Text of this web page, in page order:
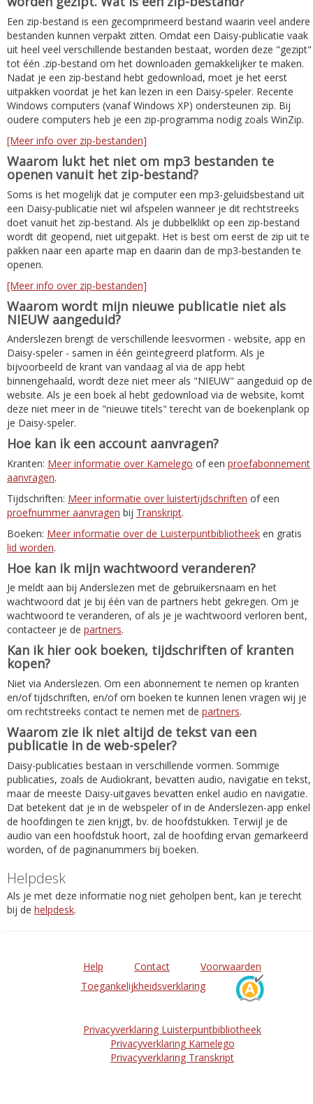
Een zip-bestand is een gecomprimeerd bestand waarin veel andere
bestanden kunnen verpakt zitten. Omdat een Daisy-publicatie vaak
uit heel veel verschillende bestanden bestaat, worden deze "gezipt"
tot één .zip-bestand om het downloaden gemakkelijker te maken.
Nadat je een zip-bestand hebt gedownload, moet je het eerst
uitpakken voordat je het kan lezen in een Daisy-speler. Recente
Windows computers (vanaf Windows XP) ondersteunen zip. Bij
oudere computers heb je een zip-programma nodig zoals WinZip.
[Meer info over zip-bestanden]
Waarom lukt het niet om mp3 bestanden te
openen vanuit het zip-bestand?
Soms is het mogelijk dat je computer een mp3-geluidsbestand uit
een Daisy-publicatie niet wil afspelen wanneer je dit rechtstreeks
doet vanuit het zip-bestand. Als je dubbelklikt op een zip-bestand
wordt dit geopend, niet uitgepakt. Het is best om eerst de zip uit te
pakken naar een aparte map en daarin dan de mp3-bestanden te
openen.
[Meer info over zip-bestanden]
Waarom wordt mijn nieuwe publicatie niet als
NIEUW aangeduid?
Anderslezen brengt de verschillende leesvormen - website, app en
Daisy-speler - samen in één geïntegreerd platform. Als je
bijvoorbeeld de krant van vandaag al via de app hebt
binnengehaald, wordt deze niet meer als "NIEUW" aangeduid op de
website. Als je een boek al hebt gedownload via de website, komt
deze niet meer in de "nieuwe titels" terecht van de boekenplank op
je Daisy-speler.
Hoe kan ik een account aanvragen?
Kranten: Meer informatie over Kamelego of een proefabonnement
aanvragen.
Tijdschriften: Meer informatie over luistertijdschriften of een
proefnummer aanvragen bij Transkript.
Boeken: Meer informatie over de Luisterpuntbibliotheek en gratis
lid worden.
Hoe kan ik mijn wachtwoord veranderen?
Je meldt aan bij Anderslezen met de gebruikersnaam en het
wachtwoord dat je bij één van de partners hebt gekregen. Om je
wachtwoord te veranderen, of als je je wachtwoord verloren bent,
contacteer je de partners.
Kan ik hier ook boeken, tijdschriften of kranten
kopen?
Niet via Anderslezen. Om een abonnement te nemen op kranten
en/of tijdschriften, en/of om boeken te kunnen lenen vragen wij je
om rechtstreeks contact te nemen met de partners.
Waarom zie ik niet altijd de tekst van een
publicatie in de web-speler?
Daisy-publicaties bestaan in verschillende vormen. Sommige
publicaties, zoals de Audiokrant, bevatten audio, navigatie en tekst,
maar de meeste Daisy-uitgaves bevatten enkel audio en navigatie.
Dat betekent dat je in de webspeler of in de Anderslezen-app enkel
de hoofdingen te zien krijgt, bv. de hoofdstukken. Terwijl je de
audio van een hoofdstuk hoort, zal de hoofding ervan gemarkeerd
worden, of de paginanummers bij boeken.
Helpdesk
Als je met deze informatie nog niet geholpen bent, kan je terecht
bij de helpdesk.
Help Contact
Voorwaarden
Toegankelijkheidsverklaring
Privacyverklaring Luisterpuntbibliotheek
Privacyverklaring Kamelego
Privacyverklaring Transkript